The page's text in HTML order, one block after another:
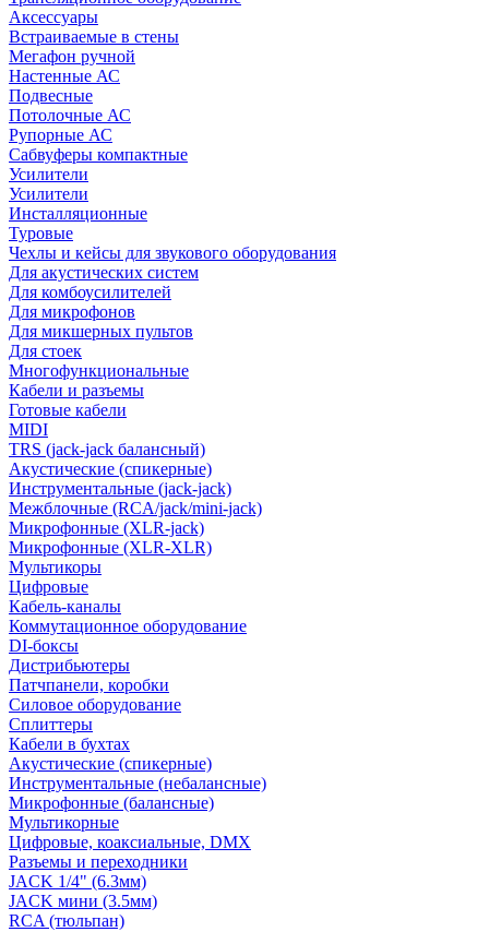
Аксессуары
Встраиваемые в стены
Мегафон ручной
Настенные АС
Подвесные
Потолочные АС
Рупорные АС
Сабвуферы компактные
Усилители
Усилители
Инсталляционные
Туровые
Чехлы и кейсы для звукового оборудования
Для акустических систем
Для комбоусилителей
Для микрофонов
Для микшерных пультов
Для стоек
Многофункциональные
Кабели и разъемы
Готовые кабели
MIDI
TRS (jack-jack балансный)
Акустические (спикерные)
Инструментальные (jack-jack)
Межблочные (RCA/jack/mini-jack)
Микрофонные (XLR-jack)
Микрофонные (XLR-XLR)
Мультикоры
Цифровые
Кабель-каналы
Коммутационное оборудование
DI-боксы
Дистрибьютеры
Патчпанели, коробки
Силовое оборудование
Сплиттеры
Кабели в бухтах
Акустические (спикерные)
Инструментальные (небалансные)
Микрофонные (балансные)
Мультикорные
Цифровые, коаксиальные, DMX
Разъемы и переходники
JACK 1/4" (6.3мм)
JACK мини (3.5мм)
RCA (тюльпан)